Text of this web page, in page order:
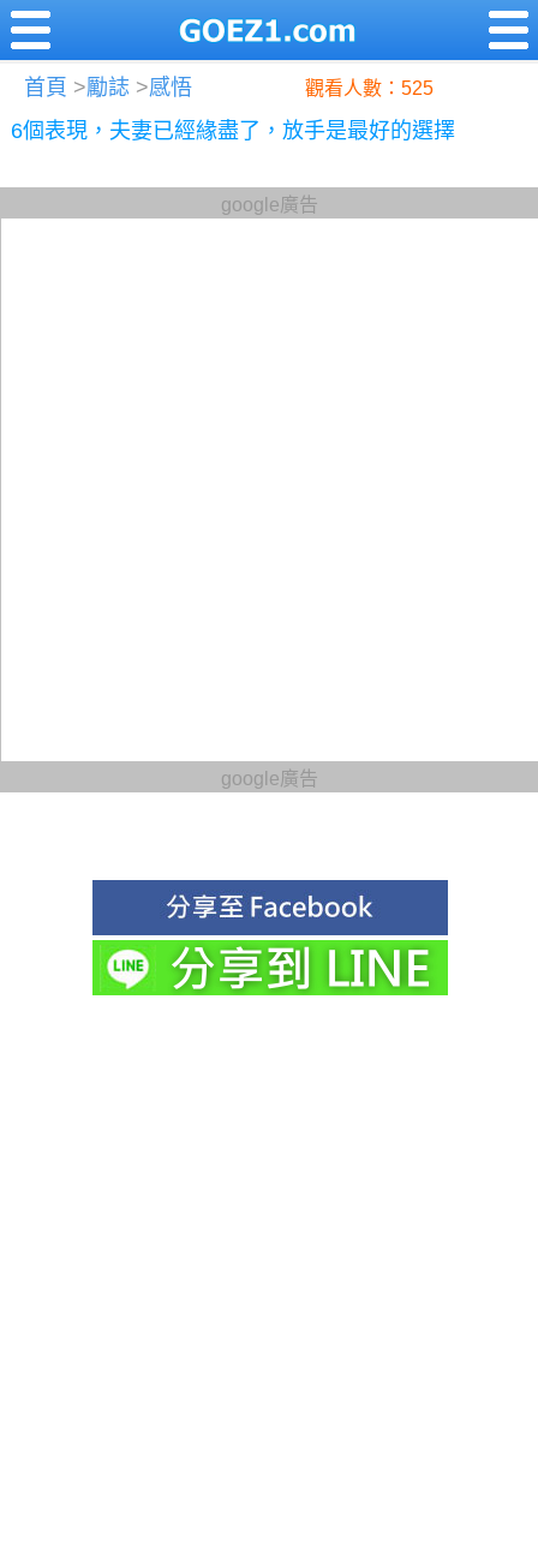
首頁 >勵誌 >感悟 觀看人數：525
6個表現，夫妻已經緣盡了，放手是最好的選擇
google廣告
google廣告